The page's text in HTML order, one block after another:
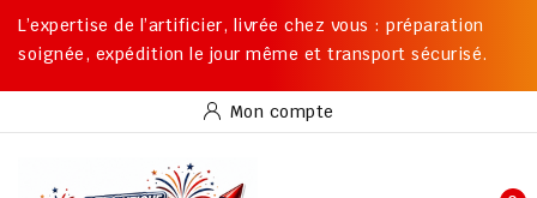
L’expertise de l’artificier, livrée chez vous : préparation
soignée, expédition le jour même et transport sécurisé.
Mon compte